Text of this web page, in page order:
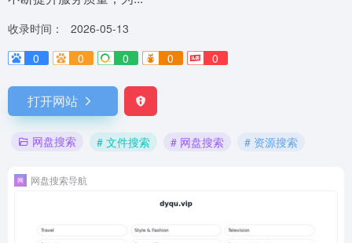
收录时间：
2026-05-13
0
0 0 0 0
打开网站
网盘搜索 # 文件搜索 # 网盘搜索 # 资源搜索
网盘搜索导航